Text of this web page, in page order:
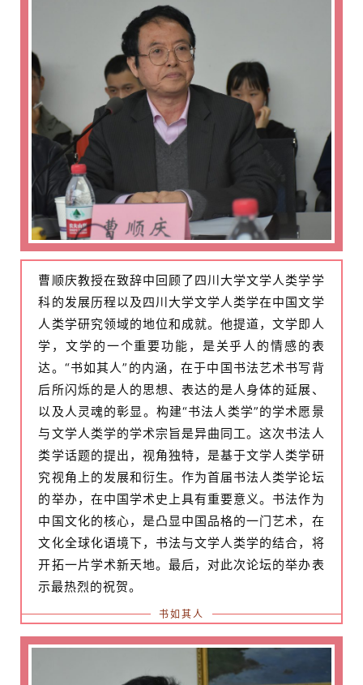
曹顺庆教授在致辞中回顾了四川大学文学人类学学
科的发展历程以及四川大学文学人类学在中国文学
人类学研究领域的地位和成就。他提道，文学即人
学，文学的一个重要功能，是关乎人的情感的表
达。“书如其人”的内涵，在于中国书法艺术书写背
后所闪烁的是人的思想、表达的是人身体的延展、
以及人灵魂的彰显。构建“书法人类学”的学术愿景
与文学人类学的学术宗旨是异曲同工。这次书法人
类学话题的提出，视角独特，是基于文学人类学研
究视角上的发展和衍生。作为首届书法人类学论坛
的举办，在中国学术史上具有重要意义。书法作为
中国文化的核心，是凸显中国品格的一门艺术，在
文化全球化语境下，书法与文学人类学的结合，将
开拓一片学术新天地。最后，对此次论坛的举办表
示最热烈的祝贺。
书如其人